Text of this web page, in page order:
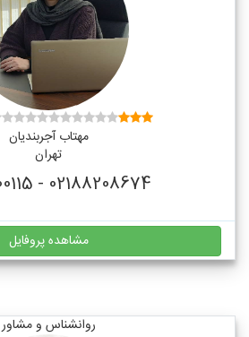
مهتاب آجربندیان
تهران
02188208674 - 09006100115
مشاهده پروفایل
روانشناس و مشاور